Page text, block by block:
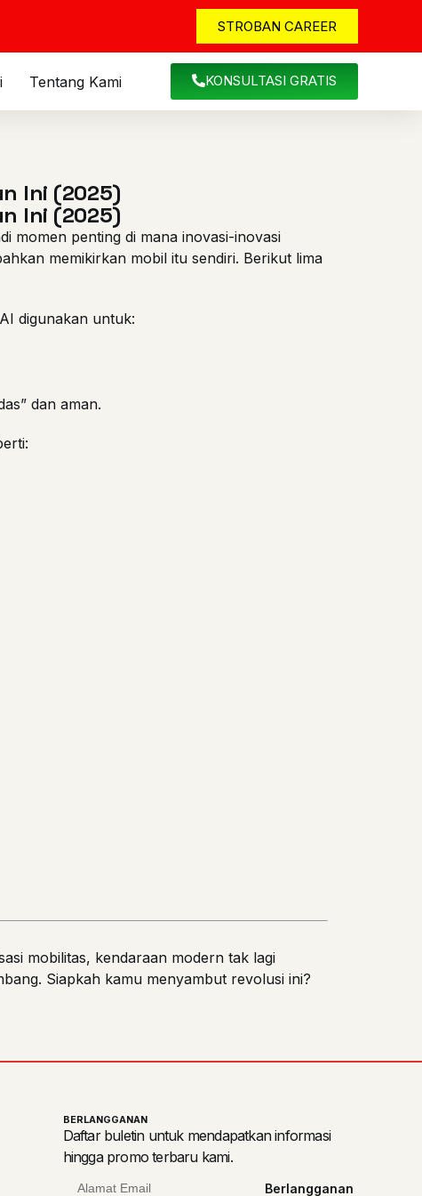
STROBAN CAREER
Tentang Kami KONSULTASI GRATIS
Ini (2025)
Ini (2025)
momen penting di mana inovasi-inovasi
memikirkan mobil itu sendiri. Berikut lima
digunakan untuk:
dan aman.
mobilitas, kendaraan modern tak lagi
Siapkah kamu menyambut revolusi ini?
BERLANGGANAN
Daftar buletin untuk mendapatkan informasi
hingga promo terbaru kami.
Berlangganan